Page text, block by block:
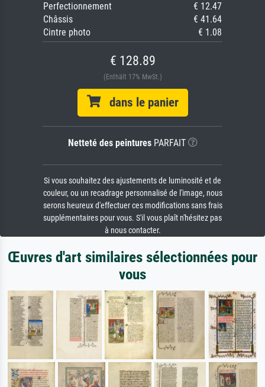
Perfectionnement
€ 12.47
Châssis
€ 41.64
Cintre photo
€ 1.08
€ 128.89
(Enthält 17% MwSt.)
dans le panier
Netteté des peinturesPARFAIT
Si vous souhaitez des ajustements de luminosité et de
couleur, ou un recadrage personnalisé de l'image, nous
serons heureux d'effectuer ces modifications sans frais
supplémentaires pour vous. S'il vous plaît n'hésitez pas
à nous contacter.
Œuvres d'art similaires sélectionnées pour
vous